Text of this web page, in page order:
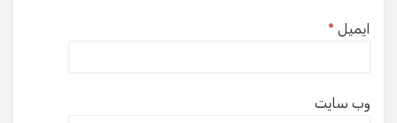
ایمیل *
وب‌ سایت